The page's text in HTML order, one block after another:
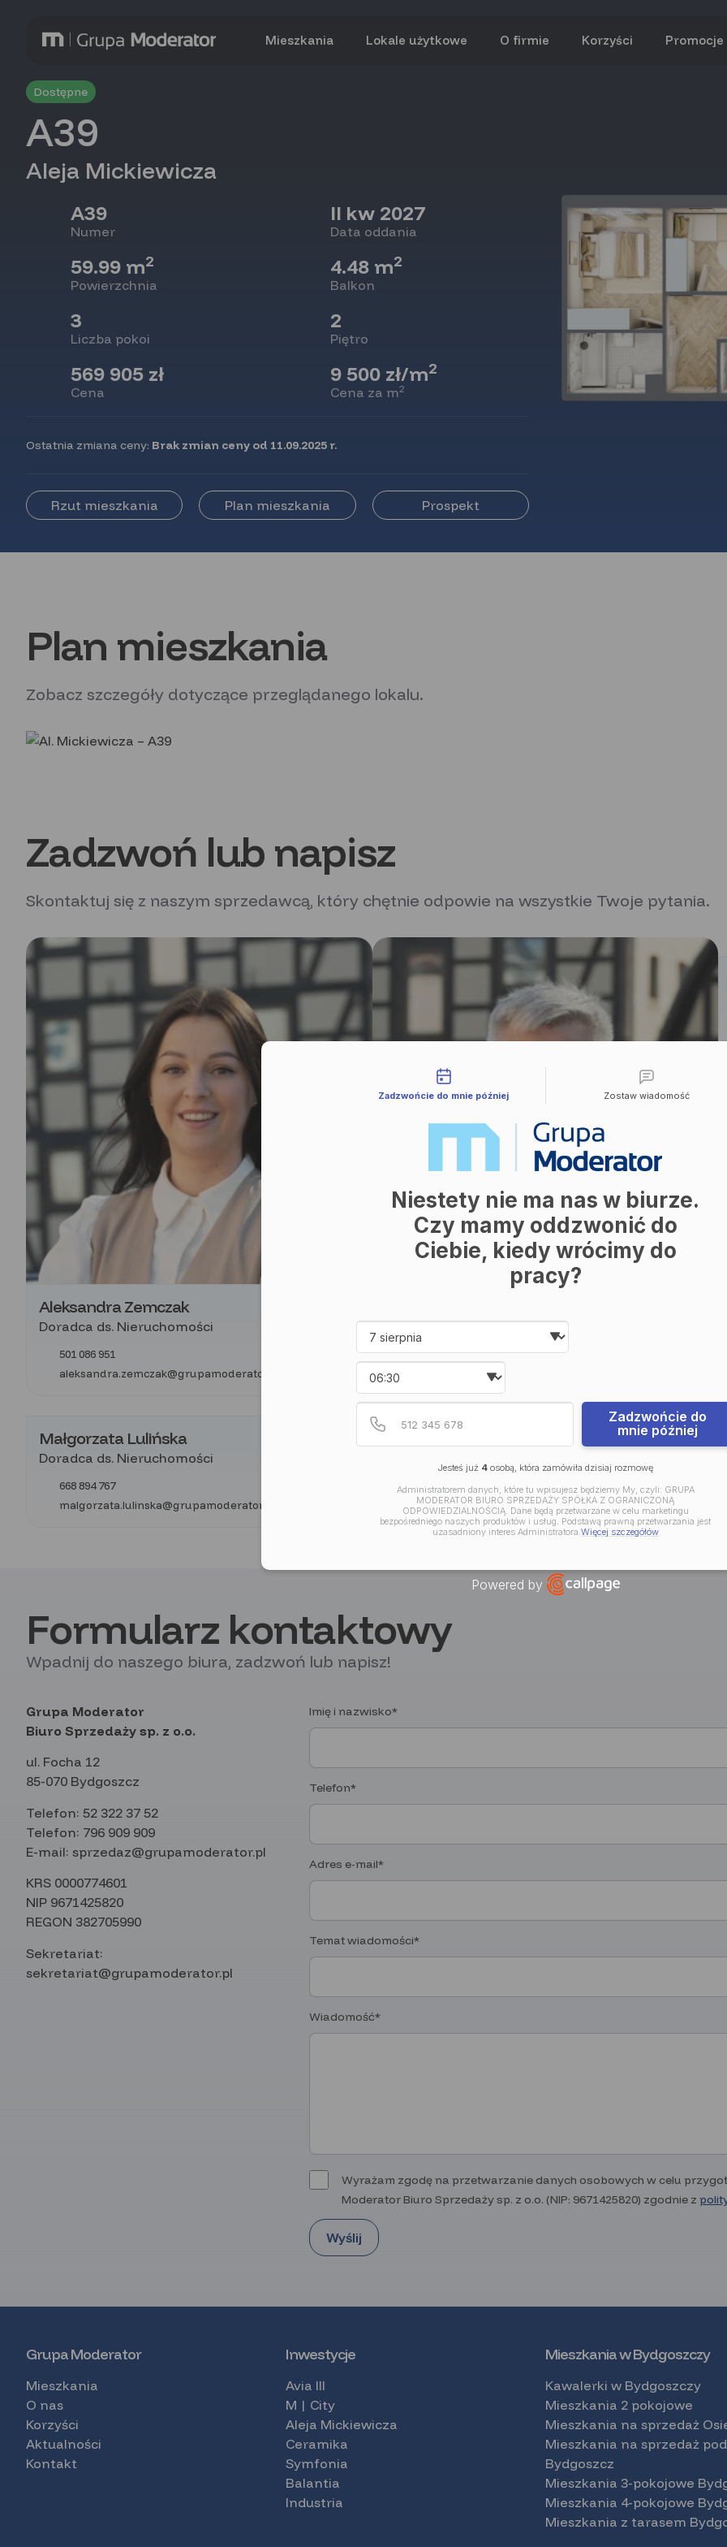
Mieszkania Lokale użytkowe O firmie Korzyści Promocje
Dostępne
A39
Aleja Mickiewicza
A39
Numer
II kw 2027
Data oddania
59.99 m2
Powierzchnia
4.48 m2
Balkon
3
Liczba pokoi
2
Piętro
569 905 zł
Cena
9 500 zł/m2
Cena za m2
Ostatnia zmiana ceny: Brak zmian ceny od 11.09.2025 r.
Rzut mieszkania Plan mieszkania Prospekt
Plan mieszkania
Zobacz szczegóły dotyczące przeglądanego lokalu.
Zadzwoń lub napisz
Skontaktuj się z naszym sprzedawcą, który chętnie odpowie na wszystkie Twoje pytania.
Aleksandra Zemczak
Doradca ds. Nieruchomości
501 086 951
aleksandra.zemczak@grupamoderator.pl
Doradca ds. Nieruchomości
668 894 778
krzysztof.wieczorek@grupamoderator.pl
Małgorzata Lulińska
Doradca ds. Nieruchomości
668 894 767
malgorzata.lulinska@grupamoderator.pl
Formularz kontaktowy
Wpadnij do naszego biura, zadzwoń lub napisz!
Grupa Moderator
Biuro Sprzedaży sp. z o.o.
ul. Focha 12
85-070 Bydgoszcz
Telefon: 52 322 37 52
Telefon: 796 909 909
E-mail: sprzedaz@grupamoderator.pl
KRS 0000774601
NIP 9671425820
REGON 382705990
Sekretariat:
sekretariat@grupamoderator.pl
Imię i nazwisko*
Telefon*
Adres e-mail*
Temat wiadomości*
Wiadomość*
Wyrażam zgodę na przetwarzanie danych osobowych w celu
Moderator Biuro Sprzedaży sp. z o.o. (NIP: 9671425820) zgodnie z
Grupa Moderator
Mieszkania
O nas
Korzyści
Aktualności
Kontakt
Inwestycje
Avia III
M | City
Aleja Mickiewicza
Ceramika
Symfonia
Balantia
Industria
Mieszkania w Bydgoszczy
Kawalerki w Bydgoszczy
Mieszkania 2 pokojowe
Mieszkania na sprzedaż
Mieszkania na sprzedaż
Bydgoszcz
Mieszkania 3-pokojowe
Mieszkania 4-pokojowe
Mieszkania z tarasem
Możliwości kontaktu
Zadzwońcie do mnie później Zostaw wiadomość
Niestety nie ma nas w biurze.
Czy mamy oddzwonić do
Ciebie, kiedy wrócimy do
pracy?
Date and time slection for
Wybierz datę
Numer telefonu
Podaj poprawny numer
Zadzwońcie do
mnie później
Jesteś już 4 osobą, która zamówiła dzisiaj rozmowę
Administratorem danych, które tu wpisujesz będziemy My, czyli: GRUPA
MODERATOR BIURO SPRZEDAŻY SPÓŁKA Z OGRANICZONĄ
ODPOWIEDZIALNOŚCIĄ. Dane będą przetwarzane w celu marketingu
bezpośredniego naszych produktów i usług. Podstawą prawną przetwarzania jest
uzasadniony interes Administratora.Więcej szczegółów
Powered by